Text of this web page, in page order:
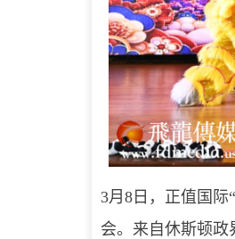
3月8日，正值国际
会。来自休斯顿政